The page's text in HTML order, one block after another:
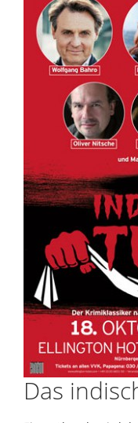
Das